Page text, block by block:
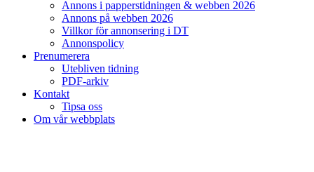
Annons i papperstidningen & webben 2026
Annons på webben 2026
Villkor för annonsering i DT
Annonspolicy
Prenumerera
Utebliven tidning
PDF-arkiv
Kontakt
Tipsa oss
Om vår webbplats